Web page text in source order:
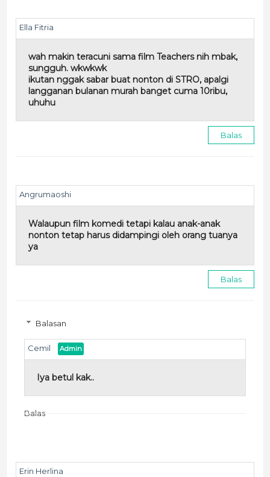
Ella Fitria
wah makin teracuni sama film Teachers nih mbak,
sungguh. wkwkwk
ikutan nggak sabar buat nonton di STRO, apalgi
langganan bulanan murah banget cuma 10ribu,
uhuhu
Balas
Angrumaoshi
Walaupun film komedi tetapi kalau anak-anak
nonton tetap harus didampingi oleh orang tuanya
ya
Balas
Balasan
Cemil
Iya betul kak..
Balas
Erin Herlina